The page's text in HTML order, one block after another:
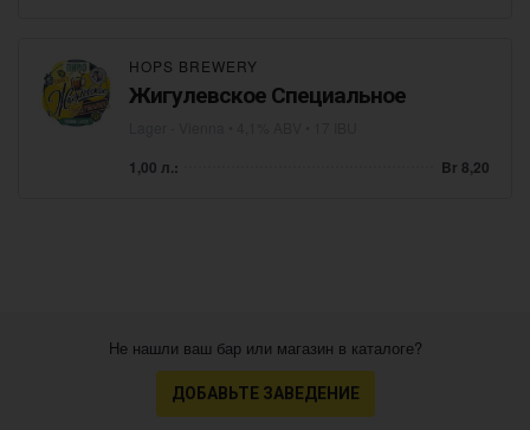
HOPS BREWERY
Жигулевское Специальное
1,00 л.: Br 8,20
Не нашли ваш бар или магазин в каталоге?
ДОБАВЬТЕ ЗАВЕДЕНИЕ